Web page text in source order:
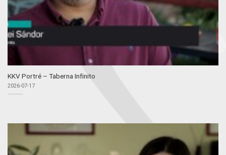
KKV Portré – Taberna Infinito
2026-07-17